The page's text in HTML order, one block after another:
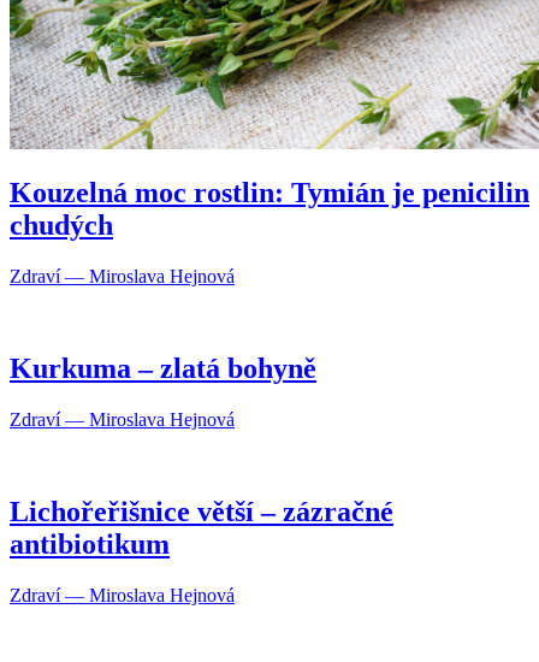
Kouzelná moc rostlin: Tymián je penicilin
chudých
Zdraví — Miroslava Hejnová
Kurkuma – zlatá bohyně
Zdraví — Miroslava Hejnová
Lichořeřišnice větší – zázračné
antibiotikum
Zdraví — Miroslava Hejnová